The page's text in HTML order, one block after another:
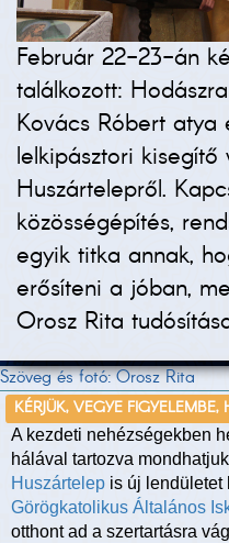
Február 22-23-án
találkozott:
Kovács Róbert atya
lelkipásztori kisegítő
Huszártelepről.
közösségépítés,
egyik titka annak,
erősíteni a jóban,
Orosz Rita
Szöveg és fotó: Orosz Rita
KÉRJÜK, VEGYE
A kezdeti nehézségekben
hálával tartozva
Huszártelep is új lendületet
Görögkatolikus Általános
otthont ad a szertartásra